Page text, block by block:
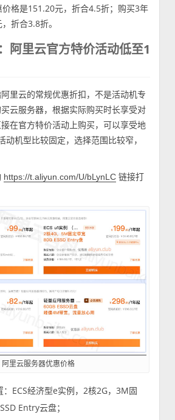
格是151.20元，折合4.5折；购买3年
折合3.8折。
阿里云官方特价活动低至1
里云的常规优惠折扣，不是活动机专
云服务器，根据实际购买时长享受对
在官方特价活动上购买，可以享受地
动机型比较固定，选择范围比较窄，
https://t.aliyun.com/U/bLynLC 链接打
阿里云服务器优惠价格
ECS经济型e实例，2核2G，3M固
Entry云盘；